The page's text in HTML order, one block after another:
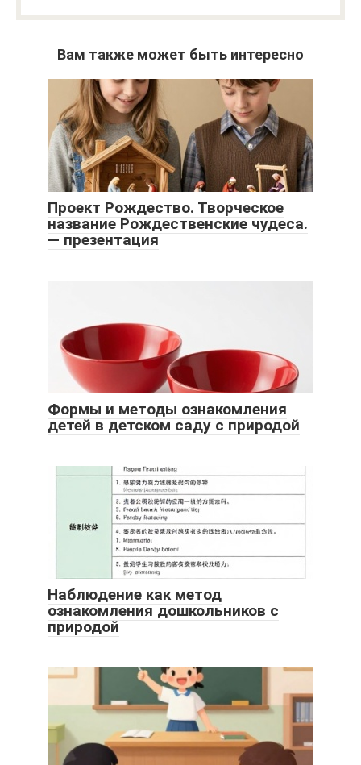
Вам также может быть интересно
Проект Рождество. Творческое
название Рождественские чудеса.
— презентация
Формы и методы ознакомления
детей в детском саду с природой
Наблюдение как метод
ознакомления дошкольников с
природой